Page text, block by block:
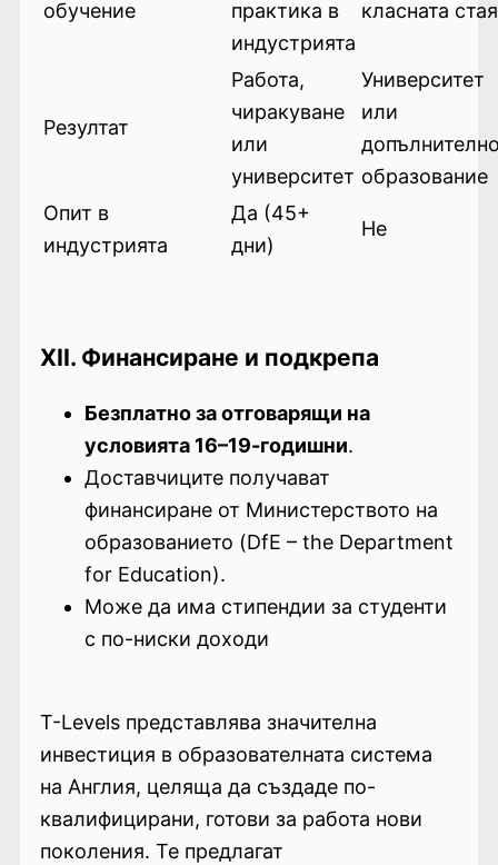
обучение
практика в
индустрията
класната стая
Резултат
Работа,
чиракуване
или
университет
Университет
или
образование
Опит в
индустрията
Да (45+
дни)
Не
XII. Финансиране и подкрепа
Безплатно за отговарящи на
условията 16–19-годишни.
Доставчиците получават
финансиране от Министерството на
образованието (DfE – the Department
for Education).
Може да има стипендии за студенти
с по-ниски доходи
T-Levels представлява значителна
инвестиция в образователната система
на Англия, целяща да създаде по-
квалифицирани, готови за работа нови
поколения. Те предлагат